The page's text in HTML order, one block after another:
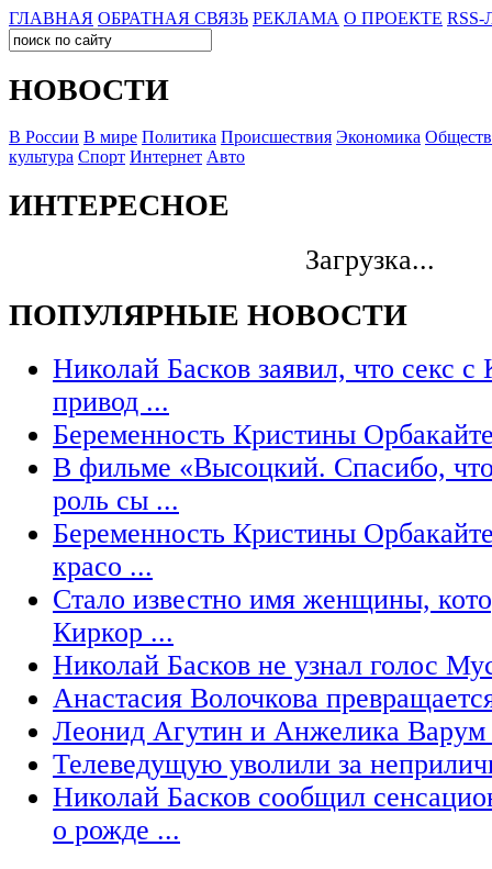
ГЛАВНАЯ ОБРАТНАЯ СВЯЗЬ РЕКЛАМА О ПРОЕКТЕ
НОВОСТИ
В России В мире Политика Происшествия Экономика
культура Спорт Интернет Авто
ИНТЕРЕСНОЕ
Загрузка...
ПОПУЛЯРНЫЕ НОВОСТИ
Николай Басков заявил, что секс c
привод ...
Беременность Кристины
В фильме «Высоцкий. Спасибо,
роль сы ...
Беременность Кристины
красо ...
Стало известно имя женщины,
Киркор ...
Николай Басков не узнал голос
Анастасия Волочкова
Леонид Агутин и Анжелика Варум
Телеведущую уволили за
Николай Басков сообщил
о рожде ...